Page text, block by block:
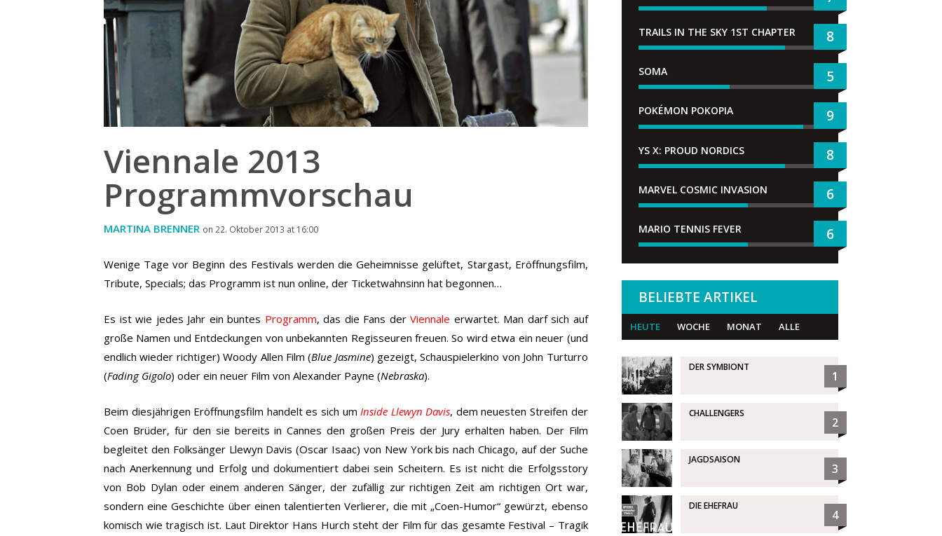
Viennale 2013
Programmvorschau
MARTINA BRENNER on 22. Oktober 2013 at 16:00
Wenige Tage vor Beginn des Festivals werden die Geheimnisse gelüftet, Stargast, Eröffnungsfilm,
Tribute, Specials; das Programm ist nun online, der Ticketwahnsinn hat begonnen…
Es ist wie jedes Jahr ein buntes Programm, das die Fans derViennale erwartet. Man darf sich auf
große Namen und Entdeckungen von unbekannten Regisseuren freuen. So wird etwa ein neuer (und
endlich wieder richtiger) Woody Allen Film (Blue Jasmine) gezeigt, Schauspielerkino von John Turturro
(Fading Gigolo) oder ein neuer Film von Alexander Payne (Nebraska).
Beim diesjährigen Eröffnungsfilm handelt es sich umInside Llewyn Davis, dem neuesten Streifen der
Coen Brüder, für den sie bereits in Cannes den großen Preis der Jury erhalten haben. Der Film
begleitet den Folksänger Llewyn Davis (Oscar Isaac) von New York bis nach Chicago, auf der Suche
nach Anerkennung und Erfolg und dokumentiert dabei sein Scheitern. Es ist nicht die Erfolgsstory
von Bob Dylan oder einem anderen Sänger, der zufällig zur richtigen Zeit am richtigen Ort war,
sondern eine Geschichte über einen talentierten Verlierer, die mit „Coen-Humor“ gewürzt, ebenso
komisch wie tragisch ist. Laut Direktor Hans Hurch steht der Film für das gesamte Festival – Tragik
TRAILS IN THE SKY 1ST CHAPTER 8
SOMA 5
POKÉMON POKOPIA 9
YS X: PROUD NORDICS 8
MARVEL COSMIC INVASION 6
MARIO TENNIS FEVER 6
BELIEBTE ARTIKEL
HEUTE WOCHE MONAT ALLE
DER SYMBIONT
1
CHALLENGERS
2
JAGDSAISON
3
DIE EHEFRAU
4